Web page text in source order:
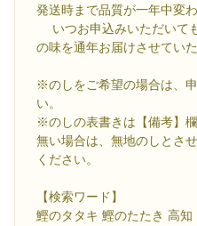
発送時まで品質が一年中変
いつお申込みいただいて
の味を通年お届けさせてい
※のしをご希望の場合は、
い。
※のしの表書きは【備考】
無い場合は、無地のしとさ
ください。
【検索ワード】
鰹のタタキ 鰹のたたき 高